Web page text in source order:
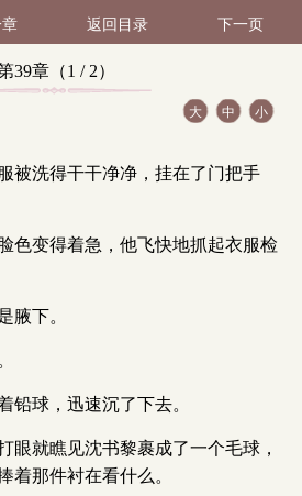
返回目录 下一页
39章（1 / 2）
大 中 小
被洗得干干净净，挂在了门把手
色变得着急，他飞快地抓起衣服检
腋下。
铅球，迅速沉了下去。
眼就瞧见沈书黎裹成了一个毛球，
着那件衬在看什么。